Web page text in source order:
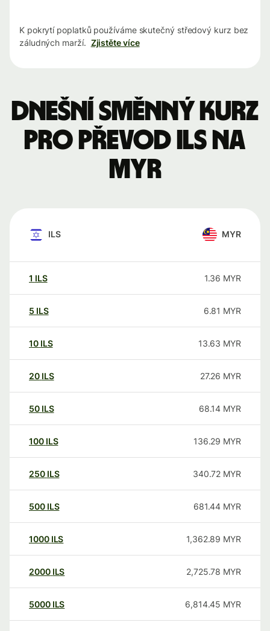
K pokrytí poplatků používáme skutečný středový kurz bez
záludných marží. Zjistěte více
Dnešní směnný kurz
pro převod ILS na
MYR
ILS MYR
1 ILS 1.36 MYR
5 ILS 6.81 MYR
10 ILS 13.63 MYR
20 ILS 27.26 MYR
50 ILS 68.14 MYR
100 ILS 136.29 MYR
250 ILS 340.72 MYR
500 ILS 681.44 MYR
1000 ILS 1,362.89 MYR
2000 ILS 2,725.78 MYR
5000 ILS 6,814.45 MYR